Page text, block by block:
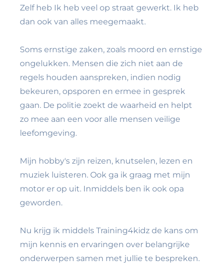
Zelf heb Ik heb veel op straat gewerkt. Ik heb
dan ook van alles meegemaakt.
Soms ernstige zaken, zoals moord en ernstige
ongelukken. Mensen die zich niet aan de
regels houden aanspreken, indien nodig
bekeuren, opsporen en ermee in gesprek
gaan. De politie zoekt de waarheid en helpt
zo mee aan een voor alle mensen veilige
leefomgeving.
Mijn hobby's zijn reizen, knutselen, lezen en
muziek luisteren. Ook ga ik graag met mijn
motor er op uit. Inmiddels ben ik ook opa
geworden.
Nu krijg ik middels Training4kidz de kans om
mijn kennis en ervaringen over belangrijke
onderwerpen samen met jullie te bespreken.